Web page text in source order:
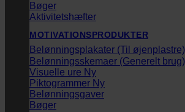
Bøger
Aktivitetshæfter
MOTIVATIONSPRODUKTER
Belønningsplakater (Til øjenplastre)
Belønningsskemaer (Generelt brug)
Visuelle ure
Piktogrammer
Belønningsgaver
Bøger